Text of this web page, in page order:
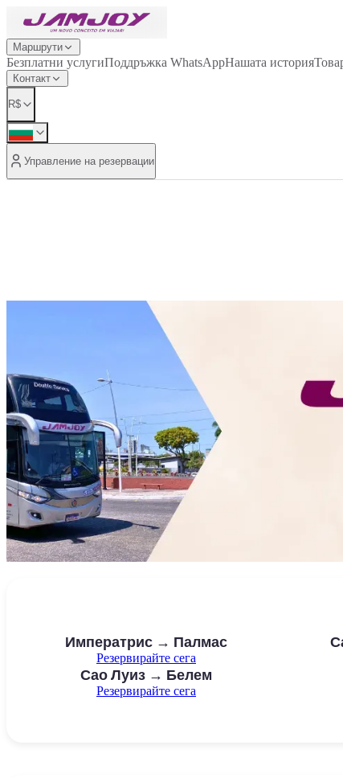
Маршрути
Безплатни услугиПоддръжка WhatsAppНашата история
Контакт
R$
Управление на резервации
Императрис → Палмас
Резервирайте сега
Сао Луиз → Белем
Резервирайте сега